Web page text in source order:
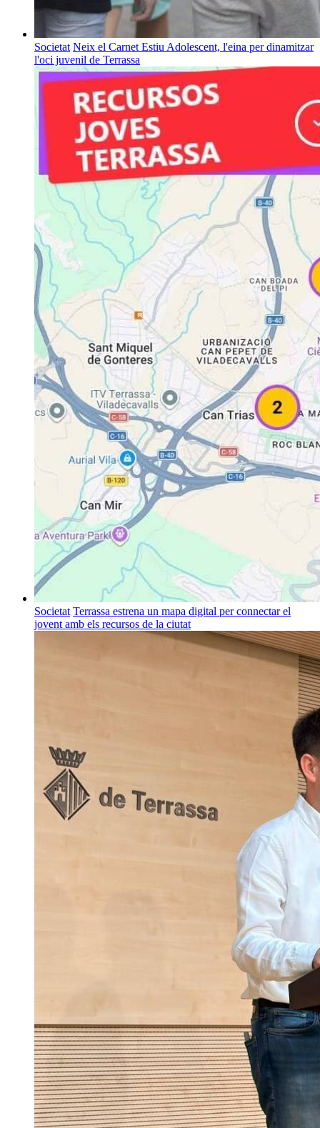
Societat Neix el Carnet Estiu Adolescent, l'eina per dinamitzar
l'oci juvenil de Terrassa
Societat Terrassa estrena un mapa digital per connectar el
jovent amb els recursos de la ciutat